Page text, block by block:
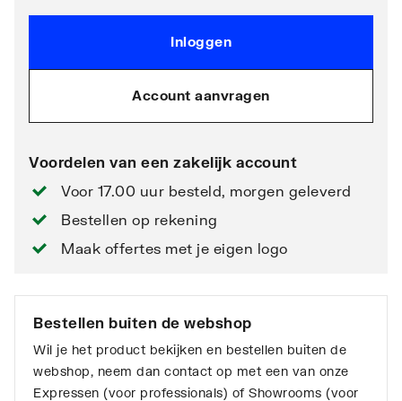
Inloggen
Account aanvragen
Voordelen van een zakelijk account
Voor 17.00 uur besteld, morgen geleverd
Bestellen op rekening
Maak offertes met je eigen logo
Bestellen buiten de webshop
Wil je het product bekijken en bestellen buiten de
webshop, neem dan contact op met een van onze
Expressen (voor professionals) of Showrooms (voor